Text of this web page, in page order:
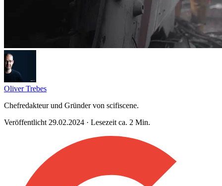
Oliver Trebes
Chefredakteur und Gründer von scifiscene.
Veröffentlicht 29.02.2024 · Lesezeit ca. 2 Min.